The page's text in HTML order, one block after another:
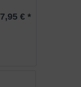
7,95 € *